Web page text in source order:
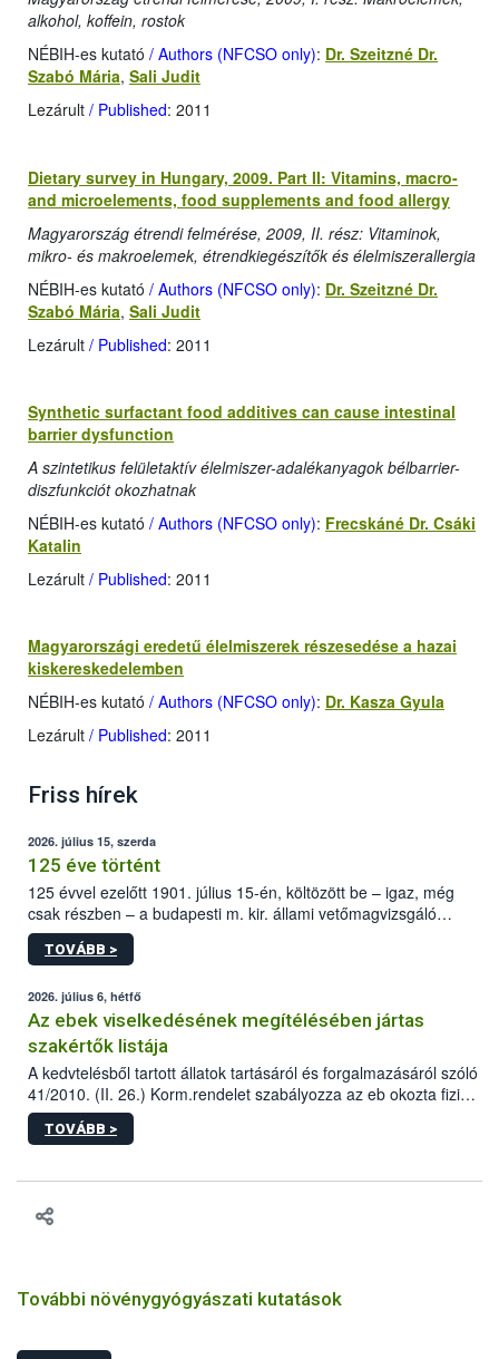
alkohol, koffein, rostok
NÉBIH-es kutató / Authors (NFCSO only): Dr. Szeitzné Dr.
Szabó Mária, Sali Judit
Lezárult / Published: 2011
Dietary survey in Hungary, 2009. Part II: Vitamins, macro-
and microelements, food supplements and food allergy
Magyarország étrendi felmérése, 2009, II. rész: Vitaminok,
mikro- és makroelemek, étrendkiegészítők és élelmiszerallergia
NÉBIH-es kutató / Authors (NFCSO only): Dr. Szeitzné Dr.
Szabó Mária, Sali Judit
Lezárult / Published: 2011
Synthetic surfactant food additives can cause intestinal
barrier dysfunction
A szintetikus felületaktív élelmiszer-adalékanyagok bélbarrier-
diszfunkciót okozhatnak
NÉBIH-es kutató / Authors (NFCSO only): Frecskáné Dr. Csáki
Katalin
Lezárult / Published: 2011
Magyarországi eredetű élelmiszerek részesedése a hazai
kiskereskedelemben
NÉBIH-es kutató / Authors (NFCSO only): Dr. Kasza Gyula
Lezárult / Published: 2011
Friss hírek
2026. július 15, szerda
125 éve történt
125 évvel ezelőtt 1901. július 15-én, költözött be – igaz, még
csak részben – a budapesti m. kir. állami vetőmagvizsgáló
állomás a Kis Rókus utca 15. szám alatti, Czigler Győző által
tervezett új épületébe.
TOVÁBB >
2026. július 6, hétfő
Az ebek viselkedésének megítélésében jártas
szakértők listája
A kedvtelésből tartott állatok tartásáról és forgalmazásáról szóló
41/2010. (II. 26.) Korm.rendelet szabályozza az eb okozta fizikai
sérülés, illetve ennek veszélye keletkezésekor felmerülő
hatósági feladatokat, valamint a veszélyes eb tartását és annak
vonni az ebek viselkedésének megítélésében jártas szakértőt.
TOVÁBB >
További növénygyógyászati kutatások